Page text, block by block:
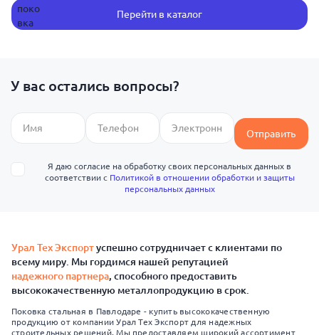
Перейти в каталог
У вас остались вопросы?
Отправить
Я даю согласие на обработку своих персональных данных в
соответствии с Политикой в отношении обработки и защиты
персональных данных
Урал Тех Экспортуспешно сотрудничает с клиентами по
всему миру. Мы гордимся нашей репутацией
надежного партнера, способного предоставить
высококачественную металлопродукцию в срок.
Поковка стальная в Павлодаре - купить высококачественную
продукцию от компании Урал Тех Экспорт для надежных
строительных решений. Мы предоставляем широкий ассортимент